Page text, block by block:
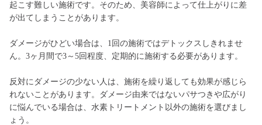
起こす難しい施術です。そのため、美容師によって仕上がりに差
が出てしまうことがあります。
ダメージがひどい場合は、1回の施術ではデトックスしきれませ
ん。3ヶ月間で3～5回程度、定期的に施術する必要があります。
反対にダメージの少ない人は、施術を繰り返しても効果が感じら
れないことがあります。ダメージ由来ではないパサつきや広がり
に悩んでいる場合は、水素トリートメント以外の施術を選びまし
ょう。